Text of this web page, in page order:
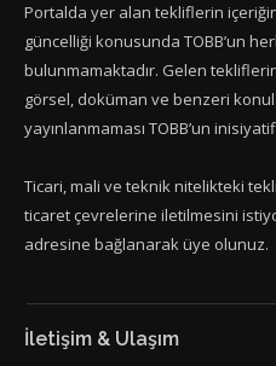
Portalda yer alan tekliflerin
güncelliği konusunda TOBB’un
bulunmamaktadır. Gelen
görsel, doküman ve benzeri
yayınlanmaması TOBB’un
Ticari, mali ve teknik nitelikteki
ticaret çevrelerine iletilmesini
adresine bağlanarak üye olunuz.
İletişim & Ulaşım